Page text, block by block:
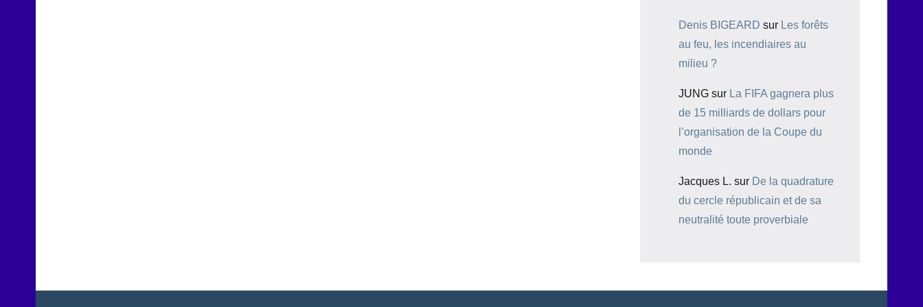
Denis BIGEARD sur Les forêts
au feu, les incendiaires au
milieu ?
JUNG sur La FIFA gagnera plus
de 15 milliards de dollars pour
l’organisation de la Coupe du
monde
Jacques L. sur De la quadrature
du cercle républicain et de sa
neutralité toute proverbiale